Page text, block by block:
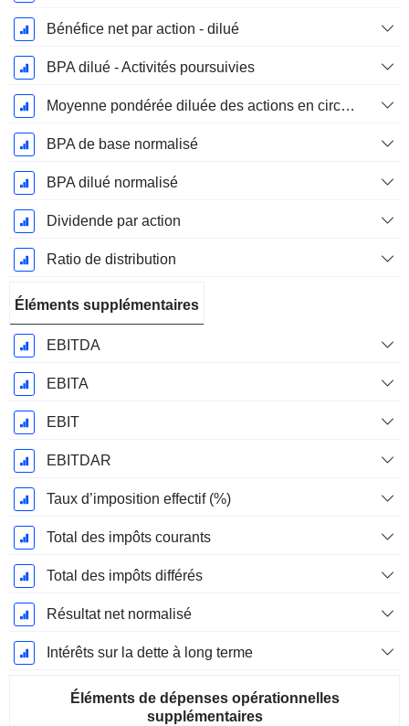
Bénéfice net par action - dilué
BPA dilué - Activités poursuivies
Moyenne pondérée diluée des actions en circulation
BPA de base normalisé
BPA dilué normalisé
Dividende par action
Ratio de distribution
Éléments supplémentaires
EBITDA
EBITA
EBIT
EBITDAR
Taux d’imposition effectif (%)
Total des impôts courants
Total des impôts différés
Résultat net normalisé
Intérêts sur la dette à long terme
Éléments de dépenses opérationnelles
supplémentaires